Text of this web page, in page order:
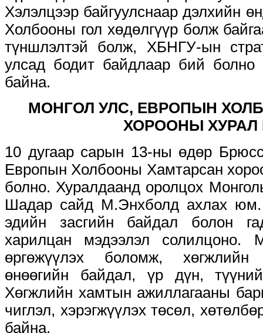
Хэлэлцээр байгуулснаар дэлхийн
Холбооны гол хөдөлгүүр болж
түншлэлтэй болж, ХБНГУ-ын
улсад бодит байдлаар бий болно
байна.
МОНГОЛ УЛС, ЕВРОПЫН
ХОРООНЫ ХУРАЛ
10 дугаар сарын 13-ны өдөр
Европын Холбооны Хамтарсан
болно. Хуралдаанд оролцох
Шадар сайд М.Энхболд ахлах юм.
эдийн засгийн байдал болон
харилцан мэдээлэл солилцоно.
өргөжүүлэх боломж,
өнөөгийн байдал, үр дүн,
Хөгжлийн хамтын ажиллагааны
чиглэл, хэрэгжүүлэх төсөл,
байна.